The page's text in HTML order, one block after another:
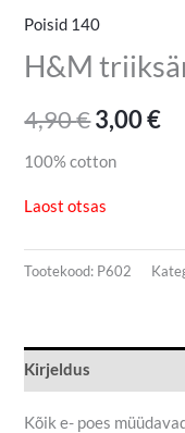
Poisid 140
H&M
4,90€3,00€
100% cotton
Laost otsas
Tootekood: P602
Kirjeldus
Kõik e- poes